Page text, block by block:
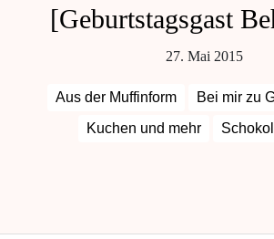
[Geburtstagsgast
27. Mai 2015
Aus der Muffinform Bei mir zu
Kuchen und mehr